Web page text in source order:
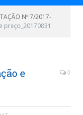
Nº 7/2017-
preço_20170831
e
0